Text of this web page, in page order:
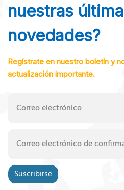
nuestras
novedades?
Regístrate en nuestro boletín y
actualización importante.
Suscribirse